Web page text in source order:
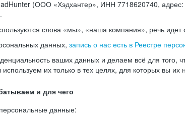
(ООО «Хэдхантер», ИНН 7718620740, адрес:
слова «мы», «наша компания», речь
данных, запись о нас есть в Реестре
ваших данных и делаем всё для того,
их только в тех целях, для которых вы их
и для чего
данные: